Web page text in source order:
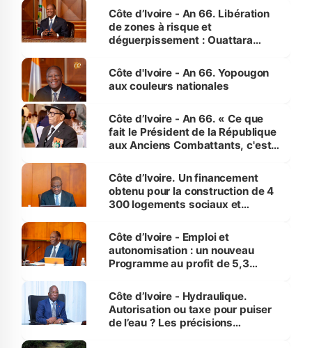
milieu des sinistrés
Côte d’Ivoire - An 66. Libération
de zones à risque et
déguerpissement : Ouattara
l'Etat de droit pour préserver les
vies humaines »
Côte d'Ivoire - An 66. Yopougon
aux couleurs nationales
Côte d’Ivoire - An 66. « Ce que
fait le Président de la République
aux Anciens Combattants, c'est
Côte d’Ivoire. Un financement
obtenu pour la construction de 4
300 logements sociaux et
et Yamoussoukro
Côte d’Ivoire - Emploi et
autonomisation : un nouveau
Programme au profit de 5,3
Côte d’Ivoire - Hydraulique.
Autorisation ou taxe pour puiser
de l’eau ? Les précisions